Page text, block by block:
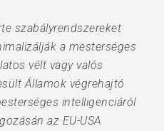
szabályrendszereket
a mesterséges
vélt vagy valós
Államok végrehajtó
intelligenciáról
az EU-USA